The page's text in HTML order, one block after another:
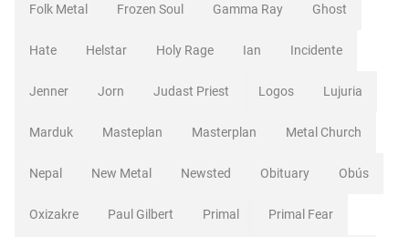
Folk Metal Frozen Soul Gamma Ray Ghost
Hate Helstar Holy Rage Ian Incidente
Jenner Jorn Judast Priest Logos Lujuria
Marduk Masteplan Masterplan Metal Church
Nepal New Metal Newsted Obituary Obús
Oxizakre Paul Gilbert Primal Primal Fear